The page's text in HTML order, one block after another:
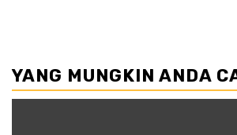
YANG MUNGKIN ANDA